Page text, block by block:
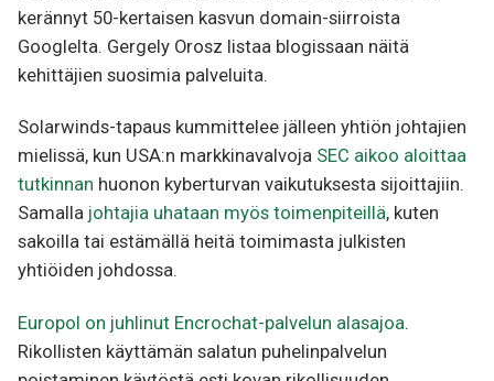
kerännyt 50-kertaisen kasvun domain-siirroista
Googlelta. Gergely Orosz listaa blogissaan näitä
kehittäjien suosimia palveluita.
Solarwinds-tapaus kummittelee jälleen yhtiön johtajien
mielissä, kun USA:n markkinavalvoja SEC aikoo aloittaa
tutkinnan huonon kyberturvan vaikutuksesta sijoittajiin.
Samalla johtajia uhataan myös toimenpiteillä, kuten
sakoilla tai estämällä heitä toimimasta julkisten
yhtiöiden johdossa.
Europol on juhlinut Encrochat-palvelun alasajoa.
Rikollisten käyttämän salatun puhelinpalvelun